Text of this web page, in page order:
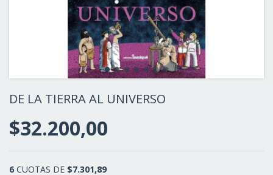
DE LA TIERRA AL UNIVERSO
$32.200,00
6 CUOTAS DE $7.301,89